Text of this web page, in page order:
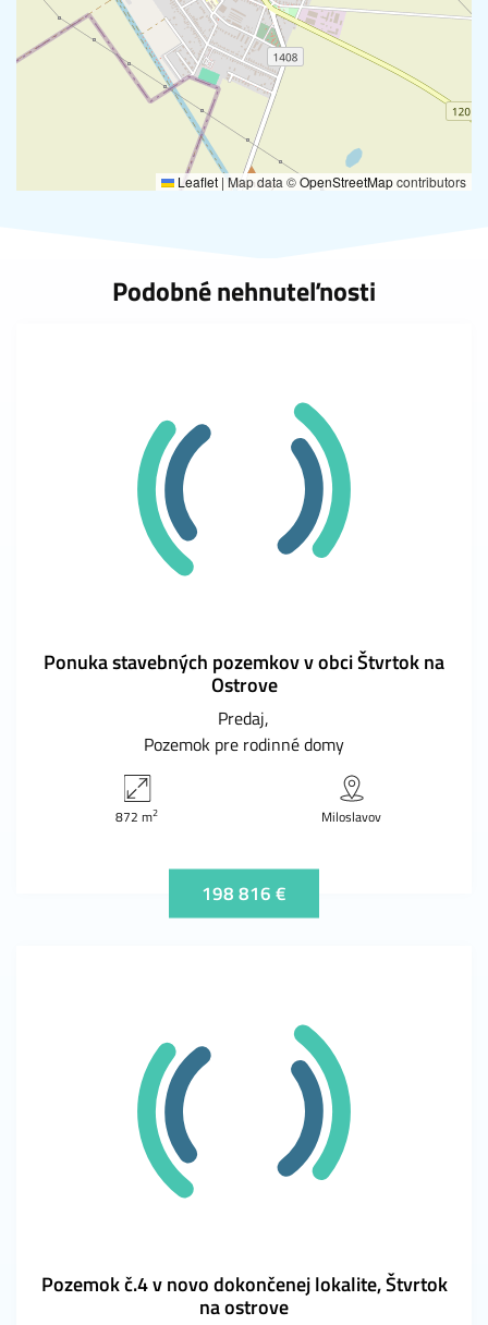
Leaflet | Map data ©OpenStreetMapcontributors
Podobné nehnuteľnosti
Ponuka stavebných pozemkov v obci Štvrtok na
Ostrove
Predaj
Pozemok pre rodinné domy
872 m2 Miloslavov
198 816 €
Pozemok č.4 v novo dokončenej lokalite, Štvrtok
na ostrove